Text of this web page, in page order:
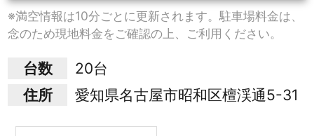
※満空情報は10分ごとに更新されます。駐車場料金は、
念のため現地料金をご確認の上、ご利用ください。
台数
20台
住所
愛知県名古屋市昭和区檀渓通5-31